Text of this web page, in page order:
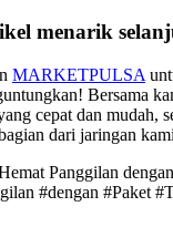
menarik
MARKETPULSA
Bersama
cepat dan mudah,
dari jaringan
Panggilan
#dengan #Paket